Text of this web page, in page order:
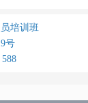
培训班
号